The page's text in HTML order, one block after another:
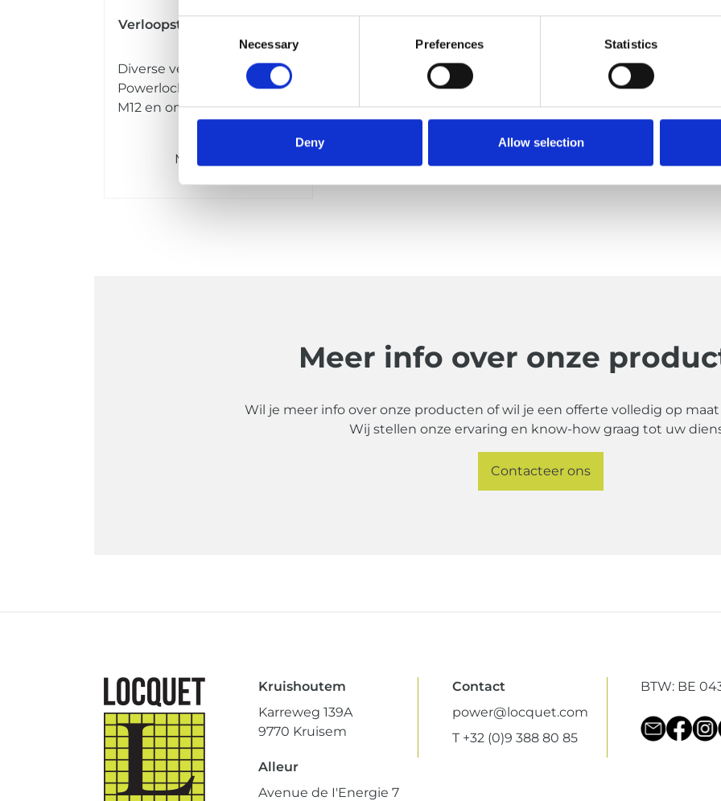
Consent
Necessary Preferences Statistics
Deny Allow selection
Verloopstukken Powerlock
Diverse verloopstukken van
Powerlock naar kabelogen
M12 en omgekeerd.
Meer info
Meer info over onze
Wil je meer info over onze producten of wil je een offerte volledig op
Wij stellen onze ervaring en know-how graag tot uw
Contacteer ons
Kruishoutem
Karreweg 139A
9770 Kruisem
Alleur
Avenue de I'Energie 7
Contact
power@locquet.com
T +32 (0)9 388 80 85
BTW: BE